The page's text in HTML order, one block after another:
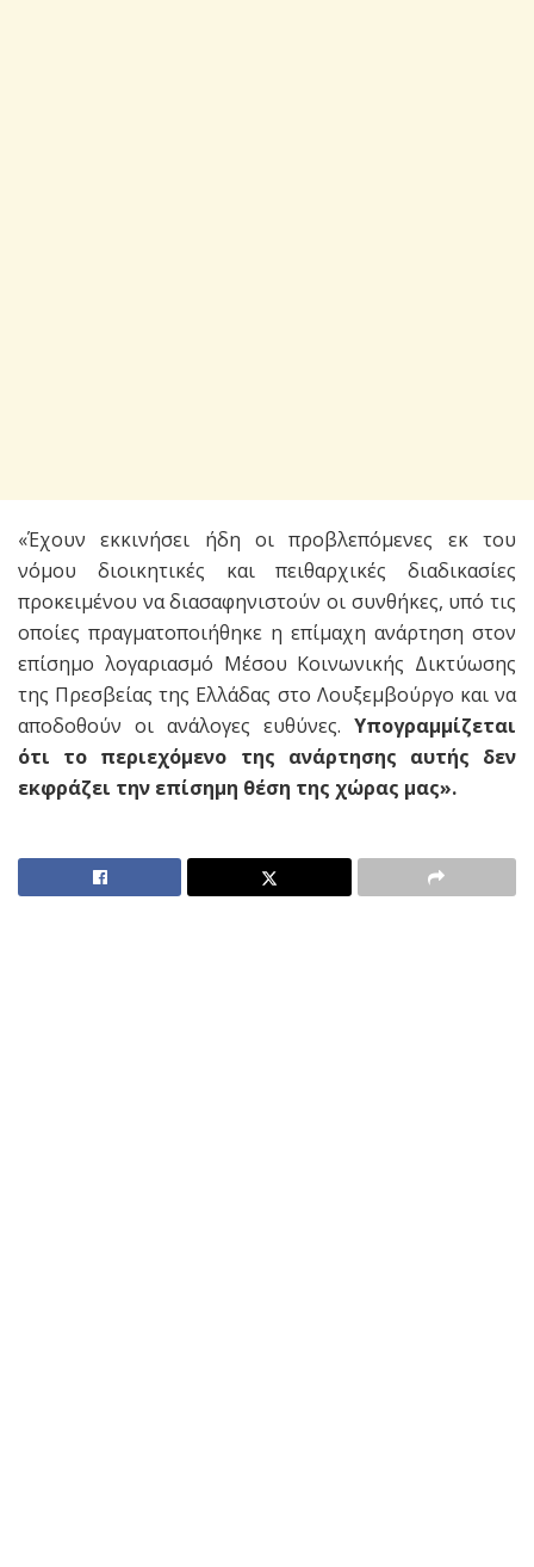
«Έχουν εκκινήσει ήδη οι προβλεπόμενες εκ του
νόμου διοικητικές και πειθαρχικές διαδικασίες
προκειμένου να διασαφηνιστούν οι συνθήκες, υπό τις
οποίες πραγματοποιήθηκε η επίμαχη ανάρτηση στον
επίσημο λογαριασμό Μέσου Κοινωνικής Δικτύωσης
της Πρεσβείας της Ελλάδας στο Λουξεμβούργο και να
αποδοθούν οι ανάλογες ευθύνες. Υπογραμμίζεται
ότι το περιεχόμενο της ανάρτησης αυτής δεν
εκφράζει την επίσημη θέση της χώρας μας».